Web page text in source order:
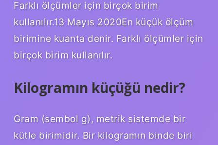
Farklı ölçümler için birçok birim
kullanılır.13 Mayıs 2020En küçük ölçüm
birimine kuanta denir. Farklı ölçümler için
birçok birim kullanılır.
Kilogramın küçüğü nedir?
Gram (sembol g), metrik sistemde bir
kütle birimidir. Bir kilogramın binde biri